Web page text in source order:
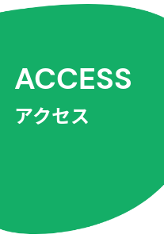
ACCESS
アクセス